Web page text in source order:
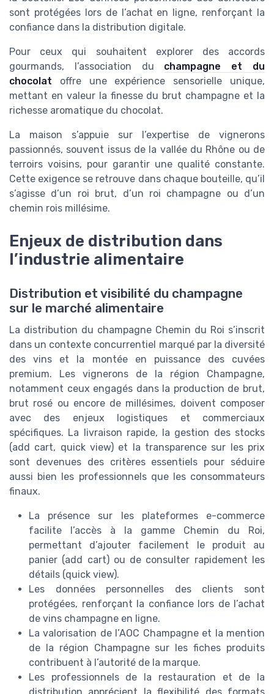
sont protégées lors de l’achat en ligne, renforçant la
confiance dans la distribution digitale.
Pour ceux qui souhaitent explorer des accords
gourmands, l’association du champagne et du
chocolat offre une expérience sensorielle unique,
mettant en valeur la finesse du brut champagne et la
richesse aromatique du chocolat.
La maison s’appuie sur l’expertise de vignerons
passionnés, souvent issus de la vallée du Rhône ou de
terroirs voisins, pour garantir une qualité constante.
Cette exigence se retrouve dans chaque bouteille, qu’il
s’agisse d’un roi brut, d’un roi champagne ou d’un
chemin rois millésime.
Enjeux de distribution dans
l’industrie alimentaire
Distribution et visibilité du champagne
sur le marché alimentaire
La distribution du champagne Chemin du Roi s’inscrit
dans un contexte concurrentiel marqué par la diversité
des vins et la montée en puissance des cuvées
premium. Les vignerons de la région Champagne,
notamment ceux engagés dans la production de brut,
brut rosé ou encore de millésimes, doivent composer
avec des enjeux logistiques et commerciaux
spécifiques. La livraison rapide, la gestion des stocks
(add cart, quick view) et la transparence sur les prix
sont devenues des critères essentiels pour séduire
aussi bien les professionnels que les consommateurs
finaux.
La présence sur les plateformes e-commerce
facilite l’accès à la gamme Chemin du Roi,
permettant d’ajouter facilement le produit au
panier (add cart) ou de consulter rapidement les
détails (quick view).
Les données personnelles des clients sont
protégées, renforçant la confiance lors de l’achat
de vins champagne en ligne.
La valorisation de l’AOC Champagne et la mention
de la région Champagne sur les fiches produits
contribuent à l’autorité de la marque.
Les professionnels de la restauration et de la